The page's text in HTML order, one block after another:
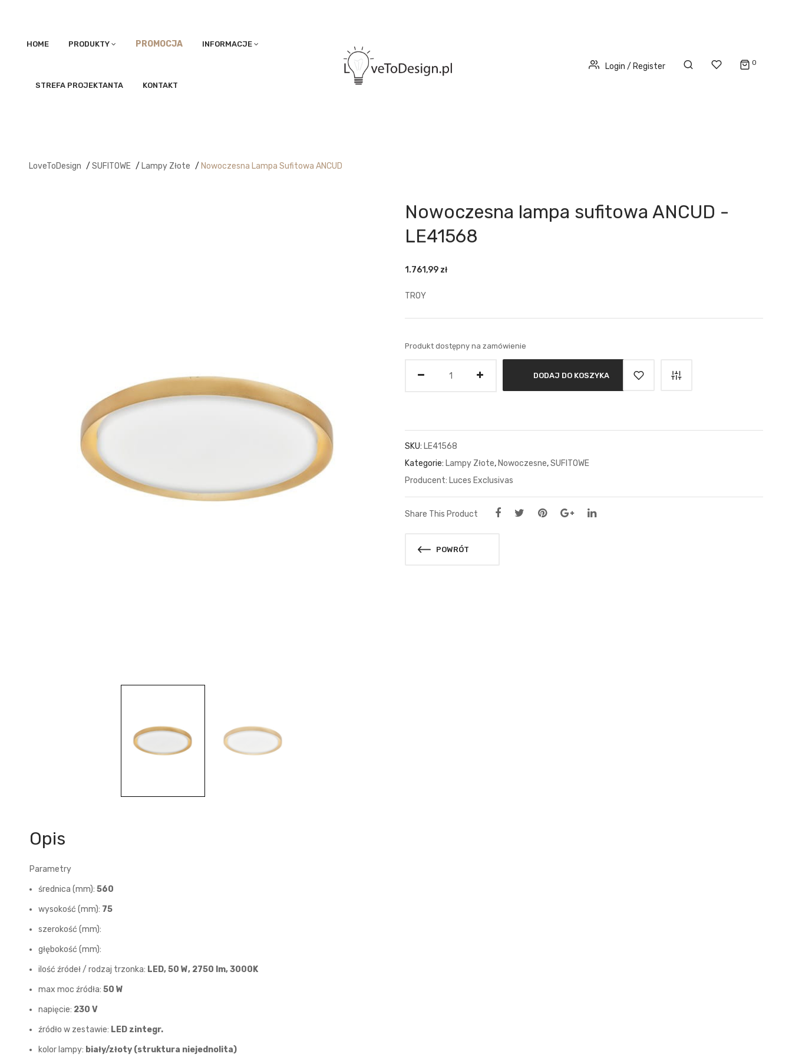
HOME PRODUKTY PROMOCJA INFORMACJE
STREFA PROJEKTANTA KONTAKT
Login / Register 0
LoveToDesign / SUFITOWE / Lampy Złote / Nowoczesna Lampa Sufitowa ANCUD
Nowoczesna lampa sufitowa ANCUD -
LE41568
1.761,99 zł
TROY
Produkt dostępny na zamówienie
DODAJ DO KOSZYKA
SKU: LE41568
Kategorie: Lampy Złote, Nowoczesne,SUFITOWE
Luces Exclusivas
Share This Product
POWRÓT
Opis
Parametry
średnica (mm): 560
wysokość (mm): 75
szerokość (mm):
głębokość (mm):
ilość źródeł / rodzaj trzonka: LED, 50 W, 2750 lm, 3000K
max moc źródła: 50 W
napięcie: 230 V
źródło w zestawie: LED zintegr.
kolor lampy: biały/złoty (struktura niejednolita)